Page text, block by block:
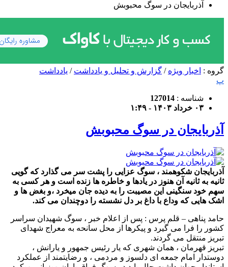
آذربایجان در سوگ محبوبش
گروه : اخبار ویژه / گزارش و تحلیل و یادداشت / یادداشت
پ
شناسه : 127014
۰۳ خرداد ۱۴۰۳ - ۱:۴۹
آذربایجان در سوگ محبوبش
آذربایجان شکوهمند ، سوگ عزایی را پشت سر می گذارد که گویی
ثانیه به ثانیه آن هنوز در یادها و خاطره ها زنده است و هر کسی به
سهم خود سنگینی این مصیبت را به دیده جان میخرد ،و بغض ها و
اشک هایی که وداع با داغ بر دل نشسته را دوچندان می کند.
حامد پناهی – قلم پرس : پس از اعلام خبر ، سوگ شهیدان سراسر
کشور را فرا می گیرد و پیکرها از محل سانحه به معراج شهدای
تبریز منتقل می گردند.
تبریز قهرمان ، همان شهری که یار رئیس جمهور و یارانش ،
دوستدار امام جمعه ای دلسوز و مردمی ، و رضایتمند از عملکرد